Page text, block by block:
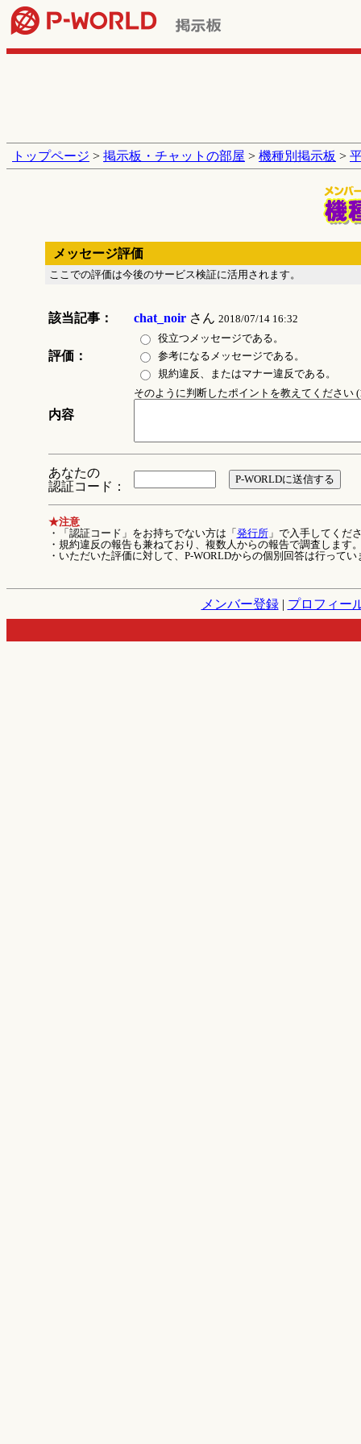
トップページ > 掲示板・チャットの部屋 > 機種別掲示板 >
メッセージ評価
ここでの評価は今後のサービス検証に活用されます。
該当記事： chat_noirさん 2018/07/14 16:32
評価：
役立つメッセージである。
参考になるメッセージである。
規約違反、またはマナー違反である。
内容
そのように判断したポイントを教えてください
あなたの
認証コード：
★注意
・「認証コード」をお持ちでない方は「 発行所」で入手してくだ
・規約違反の報告も兼ねており、複数人からの報告で調査します
・いただいた評価に対して、P-WORLDからの個別回答は行ってい
メンバー登録| プロフィー